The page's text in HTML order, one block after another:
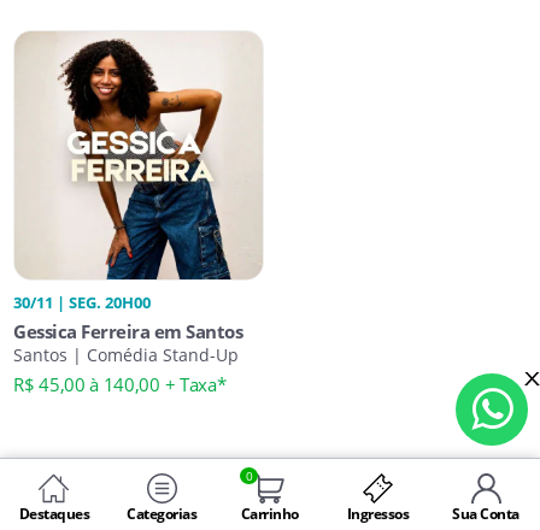
Destaques Categorias
0
Carrinho Ingressos Sua Conta
30/11 | SEG. 20H00
Gessica Ferreira em Santos
Santos | Comédia Stand-Up
R$ 45,00 à 140,00 + Taxa*